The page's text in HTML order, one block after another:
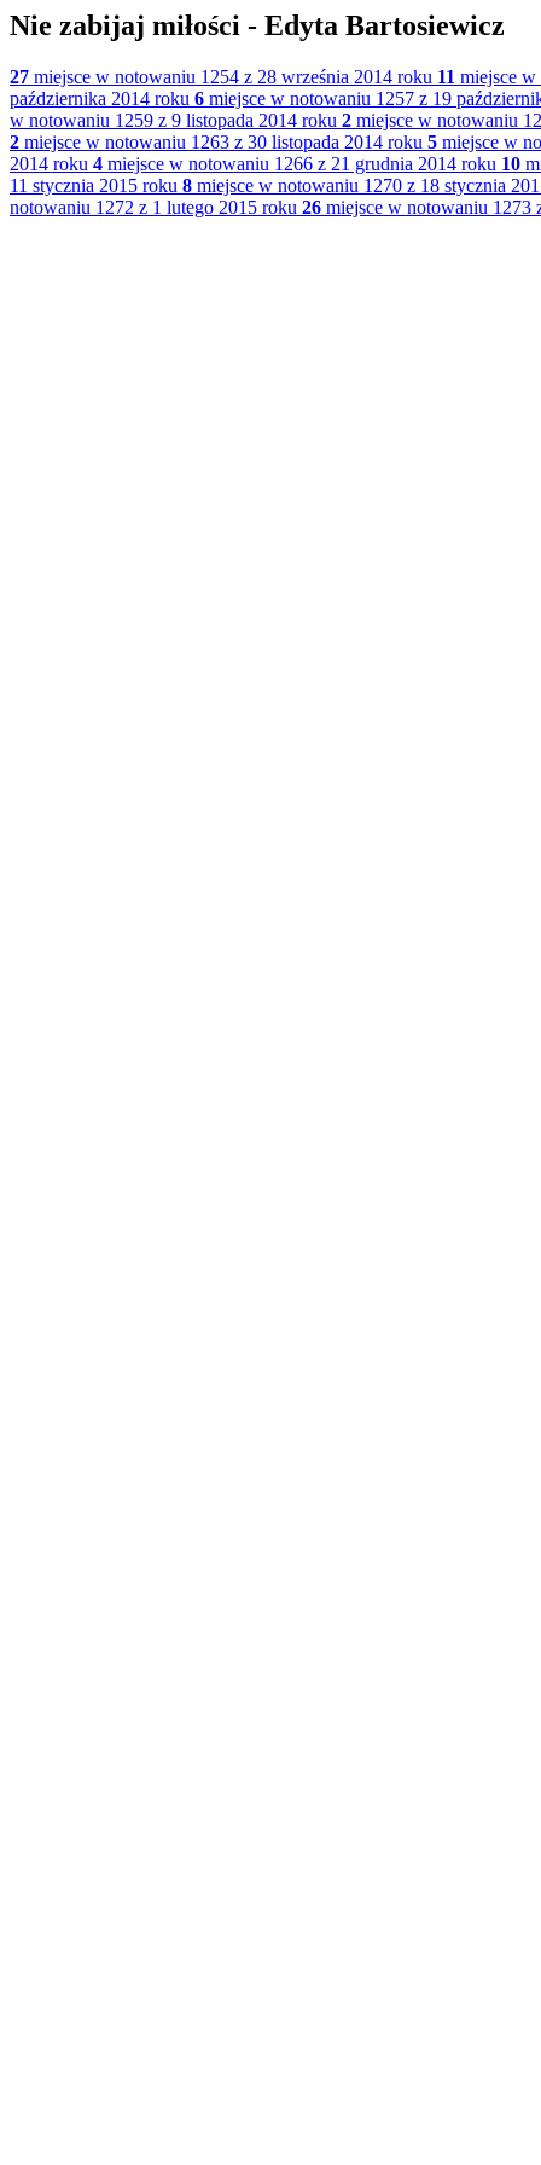
Nie zabijaj miłości - Edyta Bartosiewicz
27 miejsce w notowaniu 1254 z 28 września 2014 roku 11 miejsce
października 2014 roku 6 miejsce w notowaniu 1257 z 19
w notowaniu 1259 z 9 listopada 2014 roku 2 miejsce w notowaniu
2 miejsce w notowaniu 1263 z 30 listopada 2014 roku 5 miejsce w
2014 roku 4 miejsce w notowaniu 1266 z 21 grudnia 2014 roku 10
11 stycznia 2015 roku 8 miejsce w notowaniu 1270 z 18 stycznia
notowaniu 1272 z 1 lutego 2015 roku 26 miejsce w notowaniu 1273